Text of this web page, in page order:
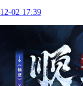
12-02 17:39